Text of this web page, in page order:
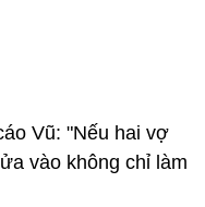
Vũ: "Nếu hai vợ
vào không chỉ làm